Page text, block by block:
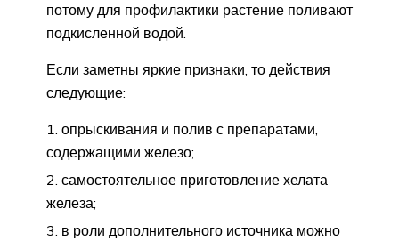
потому для профилактики растение поливают
подкисленной водой.
Если заметны яркие признаки, то действия
следующие:
опрыскивания и полив с препаратами,
содержащими железо;
самостоятельное приготовление хелата
железа;
в роли дополнительного источника можно